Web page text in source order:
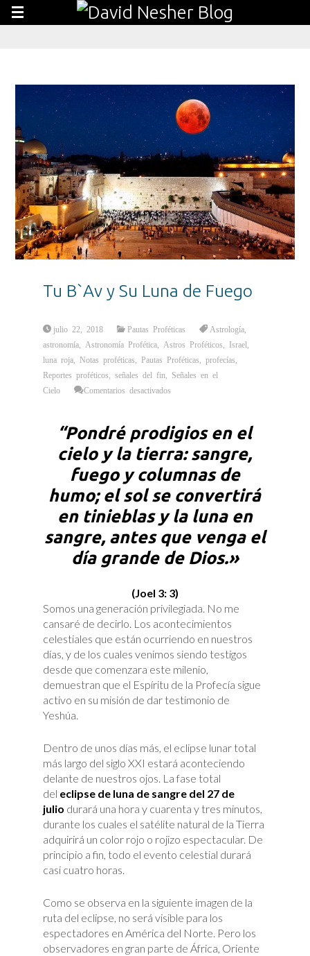
Tu B`Av y Su Luna de Fuego
julio 22, 2018 Pautas Proféticas Astrología
astronomía
Astronomía Profética Astros Proféticos Israel
luna roja
Notas proféticas Pautas Proféticas ,profecías
Reportes proféticos
,señales del fin
Señales en el
Cielo
Comentarios desactivados
Luna
de
Fuego
“Pondré prodigios en el
cielo y la tierra: sangre,
fuego y columnas de
humo; el sol se convertirá
en tinieblas y la luna en
sangre, antes que venga el
día grande de Dios.»
(Joel 3: 3)
Somos una generación privilegiada. No me
cansaré de decirlo. Los acontecimientos
celestiales que están ocurriendo en nuestros
días, y de los cuales venimos siendo testigos
desde que comenzara este milenio,
demuestran que el Espíritu de la Profecía sigue
activo en su misión de dar testimonio de
Yeshúa.
Dentro de unos días más, el eclipse lunar total
más largo del siglo XXI estará aconteciendo
delante de nuestros ojos. La fase total
del eclipse de luna de sangre del 27 de
julio durará una hora y cuarenta y tres minutos,
durante los cuales el satélite natural de la Tierra
adquirirá un color rojo o rojizo espectacular. De
principio a fin, todo el evento celestial durará
casi cuatro horas.
Como se observa en la siguiente imagen de la
ruta del eclipse, no será visible para los
espectadores en América del Norte. Pero los
observadores en gran parte de África, Oriente